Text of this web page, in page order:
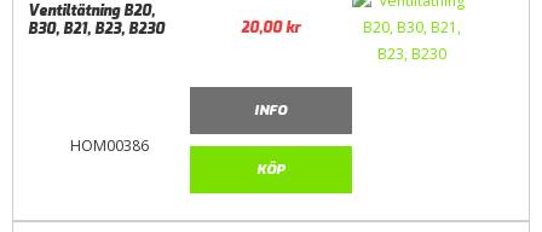
HOM00386
Ventiltätning B20,
B30, B21, B23, B230
20,00kr
INFO
KÖP